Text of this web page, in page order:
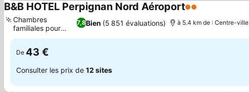
B&B HOTEL Perpignan Nord Aéroport2 Étoiles
7,8Bien (5 851 évaluations)
Chambres
familiales pour
tous
à 5.4 km de : Centre-ville
De 43 €
Consulter les prix de 12 sites